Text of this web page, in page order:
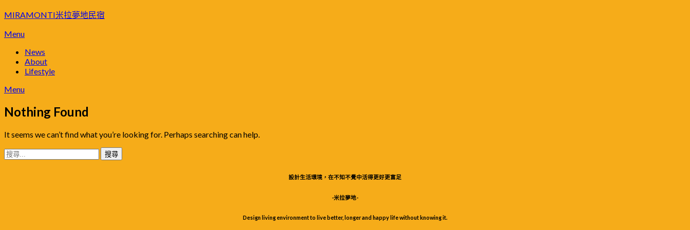
Skip
to
content
MIRAMONTI米拉夢地民宿
Menu
News
About
Lifestyle
Menu
Nothing Found
It seems we can’t find what you’re looking for. Perhaps searching can help.
搜
設計生活環境，在不知不覺中活得更好更富足
-米拉夢地-
Design living environment to live better, longer and happy life without knowing it.